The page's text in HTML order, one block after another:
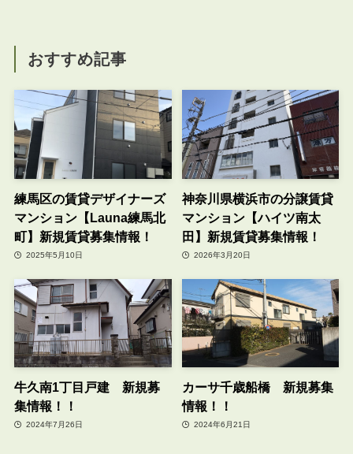
おすすめ記事
練馬区の賃貸デザイナーズ
マンション【Launa練馬北
町】新規賃貸募集情報！
2025年5月10日
神奈川県横浜市の分譲賃貸
マンション【ハイツ南太
田】新規賃貸募集情報！
2026年3月20日
牛久南1丁目戸建 新規募
集情報！！
2024年7月26日
カーサ千歳船橋 新規募集
情報！！
2024年6月21日